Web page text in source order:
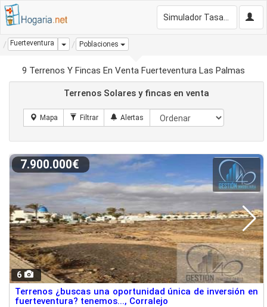
Fuerteventura Dropdown
Poblaciones
9 Terrenos Y Fincas En Venta Fuerteventura Las Palmas
Terrenos Solares y fincas en venta
6
7.900.000€
Terrenos ¿buscas una oportunidad única de inversión en
fuerteventura? tenemos..., Corralejo